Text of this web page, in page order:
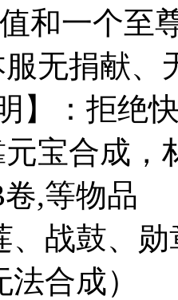
和一个至
服无捐献
】：拒绝
宝合成
,等物品
、战鼓、
合成）